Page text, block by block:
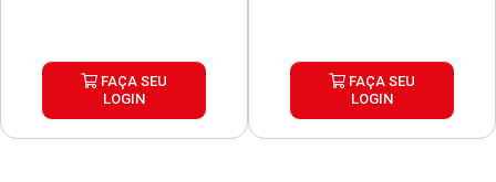
FAÇA SEU
LOGIN
FAÇA SEU
LOGIN